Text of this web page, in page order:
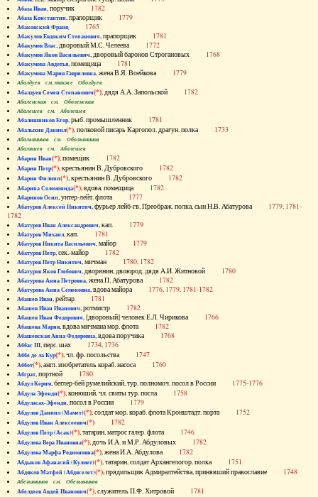
Абаза Иван, поручик 1782
Абаза Константин, прапорщик 1779
Абаковский Франц 1765
Абакулов Евдоким Степанович, прапорщик 1781
Абакумов Влас, дворовый М.С. Челеева 1772
Абакумов Яков Васильевич, дворовый баронов Строгановых 1768
Абакумова Авдотья, помещица 1781
Абакумова Мария Гавриловна, жена В.Я. Воейкова 1779
Абалдуев см. также Оболдуев
Абалдуев Семен Степанович(*), дядя А.А. Запольской 1782
Абаленская см. Оболенская
Абалешев см. Аболешев
Абалишников Егор, рыб. промышленник 1781
Абалыхин Даниил(*), полковой писарь Каргопол. драгун. полка 1733
Абальянинов см. Обольянинов
Абаляшев см. Аболешев
Абарин Иван(*), помещик 1782
Абарин Петр(*), крестьянин В. Дубровского 1782
Абарин Филипп(*), крестьянин В. Дубровского 1782
Абарина Соломонида(*), вдова, помещица 1782
Абаринов Осип, унтер-лейт. флота 1777
Абатуров Алексей Никитич, фурьер лейб-гв. Преображ. полка, сын Н.В. Абатурова 1779, 1781-
1782
Абатуров Иван Александрович, кап. 1779
Абатуров Михаил, кап. 1781
Абатуров Никита Васильевич, майор 1779
Абатуров Петр, сек.-майор 1782
Абатуров Петр Никитич, мичман 1780, 1782
Абатуров Яков Глебович, дворянин, двоюрод. дядя А.И. Житновой 1780
Абатурова Анна Петровна, жена П. Абатурова 1782
Абатурова Анна Семеновна, вдова майора 1776, 1779, 1781-1782
Абашев Иван, рейтар 1781
Абашев Иван Иванович, ротмистр 1782
Абашев Иван Федорович, [дворовый] человек Е.Л. Чирикова 1766
Абашева Мария, вдова мичмана мор. флота 1782
Абашевская Анна Федоровна, вдова поручика 1768
Аббас III, перс. шах 1734, 1736
Аббе де ла Кур(*), чл. фр. посольства 1747
Аббот(*), англ. изобретатель кораб. насоса 1760
Абграт, портной 1780
Абдул Керим, беглер-бей румелийский, тур. полномоч. посол в России 1775-1776
Абдула Эфенди(*), конюший, чл. свиты тур. посла 1758
Абдуласах-Эфенди, посол в России 1779
Абдулов Даниил (Мамет)(*), солдат мор. кораб. флота Кронштадт. порта 1752
Абдулов Иван Алексеевич(*) 1782
Абдулов Петр (Асак)(*), татарин, матрос галер. флота 1746
Абдулова Вера Ивановна(*), дочь И.А. и М.Р. Абдуловых 1782
Абдулова Марфа Родионовна(*), жена И.А. Абдулова 1782
Абдыков Афанасий (Кулмет)(*), татарин, солдат Архангелогор. полка 1751
Абдяков Матфей (Абдяселет)(*), прядильщик Адмиралтейства, принявший православие 1748
Абезьянинов см. Обезьянинов
Абелдеев Авдей Иванович(*), служитель П.Ф. Хитровой 1781